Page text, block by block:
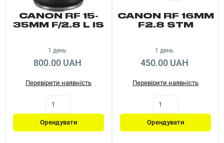
CANON RF 15-
35MM F/2.8 L IS
1 день
800.00 UAH
Перевірити наявність
Орендувати
CANON RF 16MM
F2.8 STM
1 день
450.00 UAH
Перевірити наявність
Орендувати